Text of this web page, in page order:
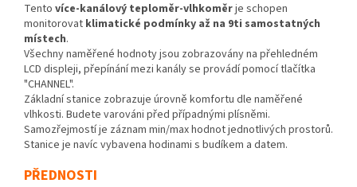
Tento více-kanálový teploměr-vlhkoměrje schopen
monitorovat klimatické podmínky až na 9ti samostatných
místech.
Všechny naměřené hodnoty jsou zobrazovány na přehledném
LCD displeji, přepínání mezi kanály se provádí pomocí tlačítka
"CHANNEL".
Základní stanice zobrazuje úrovně komfortu dle naměřené
vlhkosti. Budete varováni před případnými plísněmi.
Samozřejmostí je záznam min/max hodnot jednotlivých prostorů.
Stanice je navíc vybavena hodinami s budíkem a datem.
PŘEDNOSTI